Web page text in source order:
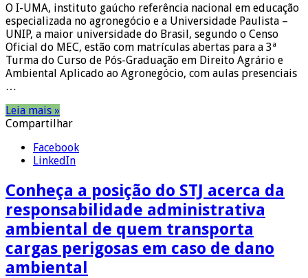
O I-UMA, instituto gaúcho referência nacional em educação
especializada no agronegócio e a Universidade Paulista –
UNIP, a maior universidade do Brasil, segundo o Censo
Oficial do MEC, estão com matrículas abertas para a 3ª
Turma do Curso de Pós-Graduação em Direito Agrário e
Ambiental Aplicado ao Agronegócio, com aulas presenciais
…
Leia mais »
Compartilhar
Facebook
LinkedIn
Conheça a posição do STJ acerca da
responsabilidade administrativa
ambiental de quem transporta
cargas perigosas em caso de dano
ambiental